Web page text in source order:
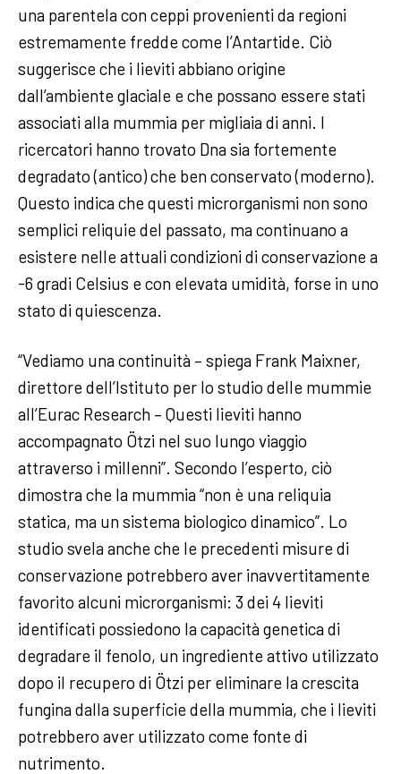
una parentela con ceppi provenienti da regioni
estremamente fredde come l’Antartide. Ciò
suggerisce che i lieviti abbiano origine
dall’ambiente glaciale e che possano essere stati
associati alla mummia per migliaia di anni. I
ricercatori hanno trovato Dna sia fortemente
degradato (antico) che ben conservato (moderno).
Questo indica che questi microrganismi non sono
semplici reliquie del passato, ma continuano a
esistere nelle attuali condizioni di conservazione a
-6 gradi Celsius e con elevata umidità, forse in uno
stato di quiescenza.
“Vediamo una continuità – spiega Frank Maixner,
direttore dell’Istituto per lo studio delle mummie
all’Eurac Research – Questi lieviti hanno
accompagnato Ötzi nel suo lungo viaggio
attraverso i millenni”. Secondo l’esperto, ciò
dimostra che la mummia “non è una reliquia
statica, ma un sistema biologico dinamico”. Lo
studio svela anche che le precedenti misure di
conservazione potrebbero aver inavvertitamente
favorito alcuni microrganismi: 3 dei 4 lieviti
identificati possiedono la capacità genetica di
degradare il fenolo, un ingrediente attivo utilizzato
dopo il recupero di Ötzi per eliminare la crescita
fungina dalla superficie della mummia, che i lieviti
potrebbero aver utilizzato come fonte di
nutrimento.